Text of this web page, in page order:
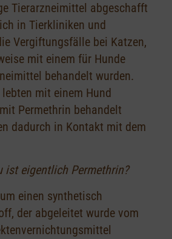
Tierarzneimittel abgeschafft
in Tierkliniken und
Vergiftungsfälle bei Katzen,
mit einem für Hunde
behandelt wurden.
mit einem Hund
Permethrin behandelt
dadurch in Kontakt mit dem
ist eigentlich Permethrin?
einen synthetisch
der abgeleitet wurde vom